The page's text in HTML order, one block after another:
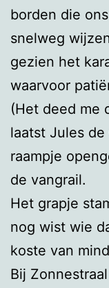
borden die
snelweg
gezien het
waarvoor
(Het deed me
laatst Jules
raampje
de vangrail.
Het grapje
nog wist wie
koste van
Bij